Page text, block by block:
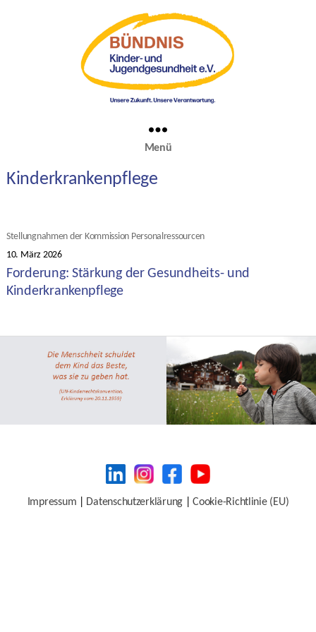
Menü
Kinderkrankenpflege
Kategorien
Stellungnahmen der Kommission Personalressourcen
Veröffentlichungsdatum
10. März 2026
Forderung: Stärkung der Gesundheits- und
Kinderkrankenpflege
Impressum Datenschutzerklärung |Cookie-Richtlinie (EU)